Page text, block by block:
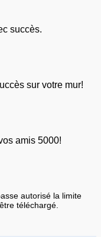
succès.
sur votre mur!
amis 5000!
autorisé la limite
téléchargé.